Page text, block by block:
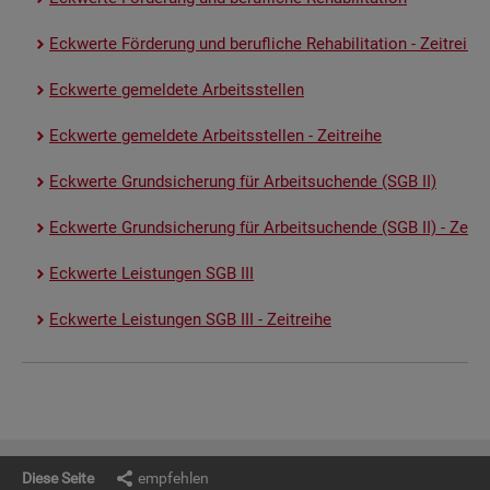
Eck­wer­te För­de­rung und be­ruf­li­che Re­ha­bi­li­ta­ti­on - Zeit­rei­he
Eck­wer­te ge­mel­de­te Ar­beits­stel­len
Eck­wer­te ge­mel­de­te Ar­beits­stel­len - Zeit­rei­he
Eck­wer­te Grund­si­che­rung für Ar­beit­su­chen­de (SGB II)
Eck­wer­te Grund­si­che­rung für Ar­beit­su­chen­de (SGB II) -
Eck­wer­te Leis­tun­gen SGB III
Eck­wer­te Leis­tun­gen SGB III - Zeit­rei­he
Diese Seite empfehlen